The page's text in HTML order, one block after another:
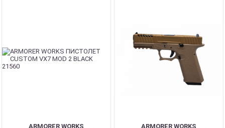
ARMORER WORKS
ARMORER WORKS